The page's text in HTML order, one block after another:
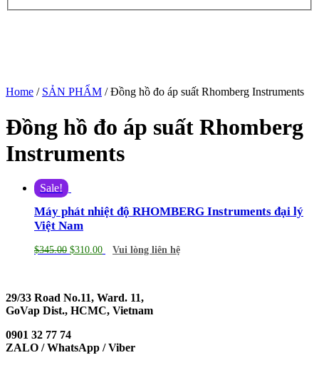
Home / SẢN PHẨM / Đồng hồ đo áp suất Rhomberg Instruments
Đồng hồ đo áp suất Rhomberg
Instruments
Sale!
Máy phát nhiệt độ RHOMBERG Instruments đại lý
Việt Nam
$345.00 $310.00 Vui lòng liên hệ
29/33 Road No.11, Ward. 11,
GoVap Dist., HCMC, Vietnam
0901 32 77 74
ZALO / WhatsApp / Viber